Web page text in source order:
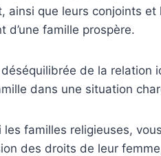
ainsi que leurs conjoints
d’une famille prospère.
de la relation
dans une situation
les familles religieuses,
des droits de leur